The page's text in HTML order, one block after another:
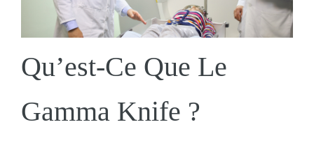
Qu’est-Ce Que Le
Gamma Knife ?